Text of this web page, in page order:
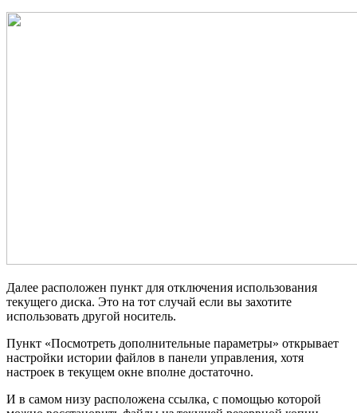
Далее расположен пункт для отключения использования
текущего диска. Это на тот случай если вы захотите
использовать другой носитель.
Пункт «Посмотреть дополнительные параметры» открывает
настройки истории файлов в панели управления, хотя
настроек в текущем окне вполне достаточно.
И в самом низу расположена ссылка, с помощью которой